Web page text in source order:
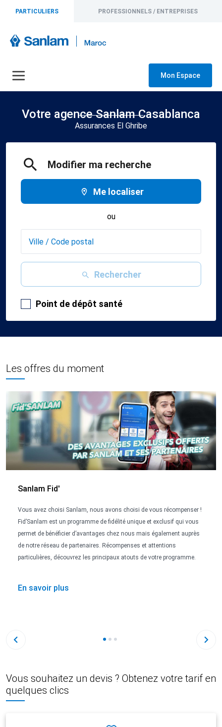
PARTICULIERS PROFESSIONNELS / ENTREPRISES
Mon Espace
Votre agence Sanlam Casablanca
Assurances El Ghribe
Modifier ma recherche
Me localiser
ou
Rechercher
Point de dépôt santé
Les offres du moment
Sanlam Fid'
Vous avez choisi Sanlam, nous avons choisi de vous récompenser !
Fid’Sanlam est un programme de fidélité unique et exclusif qui vous
permet de bénéficier d’avantages chez nous mais également auprès
de notre réseau de partenaires. Récompenses et attentions
particulières, découvrez les principaux atouts de votre programme.
En savoir plus
Vous souhaitez un devis ? Obtenez votre tarif en
quelques clics